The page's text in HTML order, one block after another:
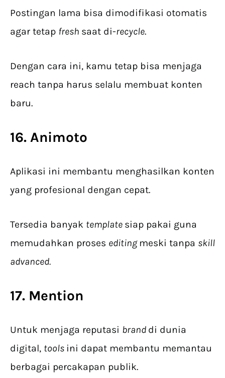
Postingan lama bisa dimodifikasi otomatis
agar tetap fresh saat di-recycle.
Dengan cara ini, kamu tetap bisa menjaga
reach tanpa harus selalu membuat konten
baru.
16. Animoto
Aplikasi ini membantu menghasilkan konten
yang profesional dengan cepat.
Tersedia banyak template siap pakai guna
memudahkan proses editing meski tanpa skill
advanced.
17. Mention
Untuk menjaga reputasi brand di dunia
digital, tools ini dapat membantu memantau
berbagai percakapan publik.